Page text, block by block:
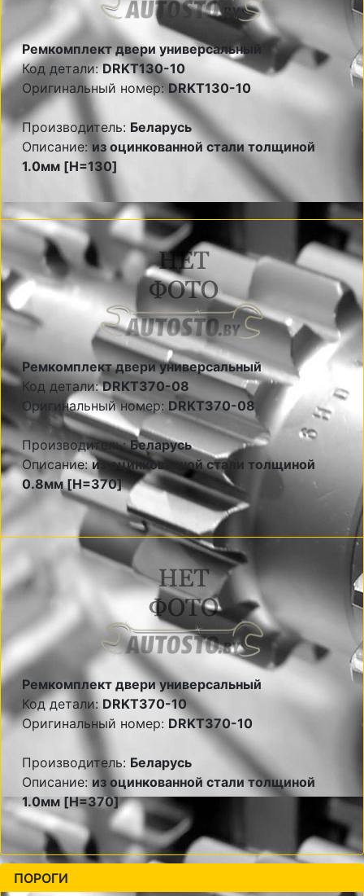
Ремкомплект двери универсальный
Код детали:DRKT130-10
Оригинальный номер: DRKT130-10
Производитель: Беларусь
Описание: из оцинкованной стали толщиной
1.0мм [H=130]
Ремкомплект двери универсальный
Код детали:DRKT370-08
Оригинальный номер: DRKT370-08
Производитель:Беларусь
Описание:из оцинкованной стали толщиной
0.8мм [H=370]
Ремкомплект двери универсальный
Код детали: DRKT370-10
Оригинальный номер: DRKT370-10
Производитель: Беларусь
Описание: из оцинкованной стали толщиной
1.0мм [H=370]
ПОРОГИ